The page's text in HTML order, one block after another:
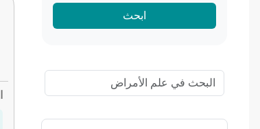
ابحث